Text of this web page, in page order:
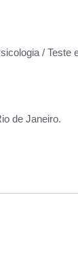
/ Teste
de Janeiro.